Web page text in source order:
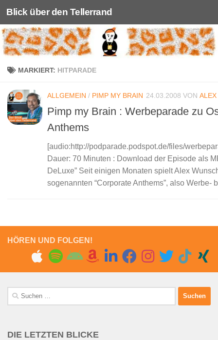
Unter dem Inhalt
Blick über den Tellerrand
MARKIERT: HITPARADE
ALLGEMEIN / PIMP MY BRAIN 24.03.2008 VON
Pimp my Brain : Werbeparade zu
Anthems
[audio:http://podparade.podspot.de/files/
Dauer: 70 Minuten : Download der Episode als
DeLuxe” Seit einigen Monaten spielt Alex
sogenannten “Corporate Anthems”, also Werbe-
HÖREN UND FOLGEN!
Suchen
nach:
DIE LETZTEN BLICKE